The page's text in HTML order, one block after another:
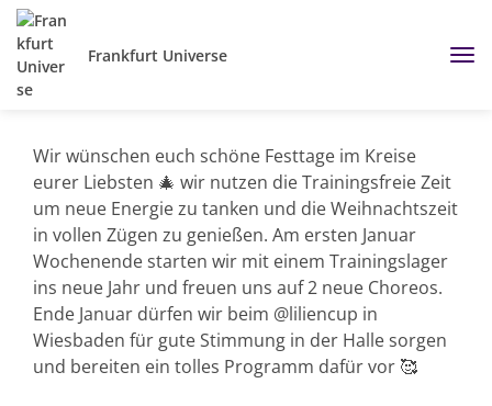
Frankfurt Universe
Wir wünschen euch schöne Festtage im Kreise
eurer Liebsten 🎄 wir nutzen die Trainingsfreie Zeit
um neue Energie zu tanken und die Weihnachtszeit
in vollen Zügen zu genießen. Am ersten Januar
Wochenende starten wir mit einem Trainingslager
ins neue Jahr und freuen uns auf 2 neue Choreos.
Ende Januar dürfen wir beim @liliencup in
Wiesbaden für gute Stimmung in der Halle sorgen
und bereiten ein tolles Programm dafür vor 🥰